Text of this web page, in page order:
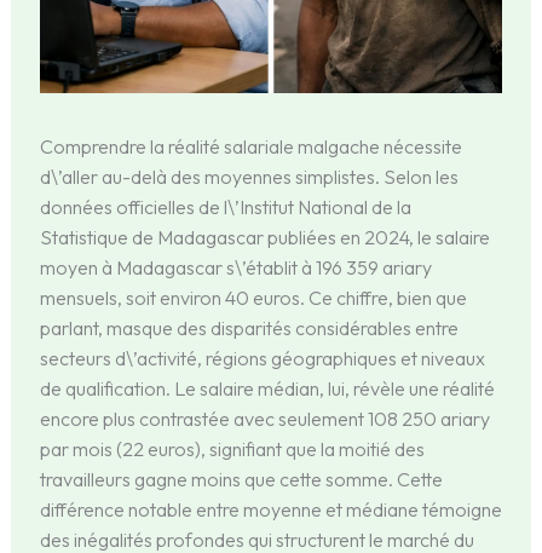
Comprendre la réalité salariale malgache nécessite
d\’aller au-delà des moyennes simplistes. Selon les
données officielles de l\’Institut National de la
Statistique de Madagascar publiées en 2024, le salaire
moyen à Madagascar s\’établit à 196 359 ariary
mensuels, soit environ 40 euros. Ce chiffre, bien que
parlant, masque des disparités considérables entre
secteurs d\’activité, régions géographiques et niveaux
de qualification. Le salaire médian, lui, révèle une réalité
encore plus contrastée avec seulement 108 250 ariary
par mois (22 euros), signifiant que la moitié des
travailleurs gagne moins que cette somme. Cette
différence notable entre moyenne et médiane témoigne
des inégalités profondes qui structurent le marché du